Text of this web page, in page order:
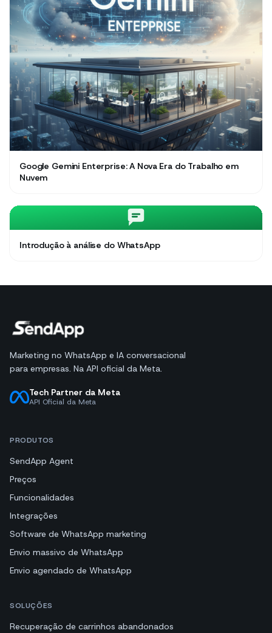
Google Gemini Enterprise: A Nova Era do Trabalho em
Nuvem
Introdução à análise do WhatsApp
Marketing no WhatsApp e IA conversacional
para empresas. Na API oficial da Meta.
Tech Partner da Meta
API Oficial da Meta
PRODUTOS
SendApp Agent
Preços
Funcionalidades
Integrações
Software de WhatsApp marketing
Envio massivo de WhatsApp
Envio agendado de WhatsApp
SOLUÇÕES
Recuperação de carrinhos abandonados